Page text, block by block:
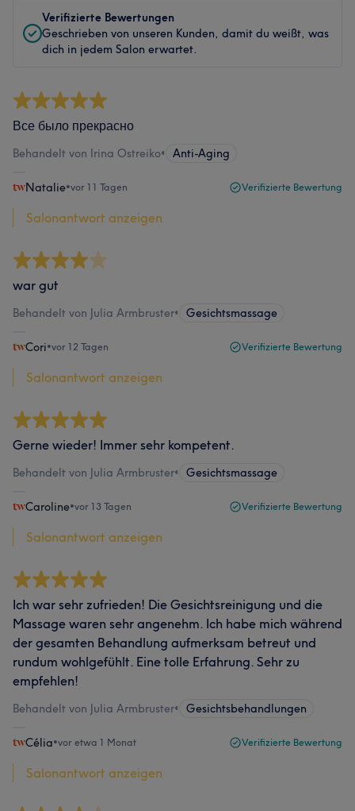
Verifizierte Bewertungen
Geschrieben von unseren Kunden, damit du weißt, was
dich in jedem Salon erwartet.
Все было прекрасно
Behandelt von Irina Ostreiko• Anti-Aging
Natalie•vor 11 Tagen Verifizierte Bewertung
Salonantwort anzeigen
war gut
Behandelt von Julia Armbruster• Gesichtsmassage
Cori•vor 12 Tagen Verifizierte Bewertung
Salonantwort anzeigen
Gerne wieder! Immer sehr kompetent.
Behandelt von Julia Armbruster• Gesichtsmassage
Caroline•vor 13 Tagen Verifizierte Bewertung
Salonantwort anzeigen
Ich war sehr zufrieden! Die Gesichtsreinigung und die
Massage waren sehr angenehm. Ich habe mich während
der gesamten Behandlung aufmerksam betreut und
rundum wohlgefühlt. Eine tolle Erfahrung. Sehr zu
empfehlen!
Behandelt von Julia Armbruster• Gesichtsbehandlungen
Célia•vor etwa 1 Monat Verifizierte Bewertung
Salonantwort anzeigen